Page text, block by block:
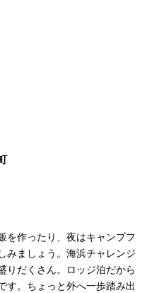
を作ったり、夜はキャンプフ
みましょう。海浜チャレンジ
りだくさん。ロッジ泊だから
す。ちょっと外へ一歩踏み出